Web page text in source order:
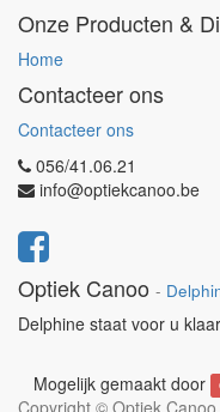
Onze Producten &
Home
Contacteer ons
Contacteer ons
056/41.06.21
info@optiekcanoo.be
Optiek Canoo -
Delphine staat voor u klaar
Mogelijk gemaakt door
Copyright © Optiek Canoo